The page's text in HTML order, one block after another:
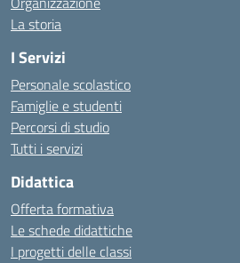
La storia
I Servizi
Personale scolastico
Famiglie e studenti
Percorsi di studio
Tutti i servizi
Didattica
Offerta formativa
Le schede didattiche
I progetti delle classi